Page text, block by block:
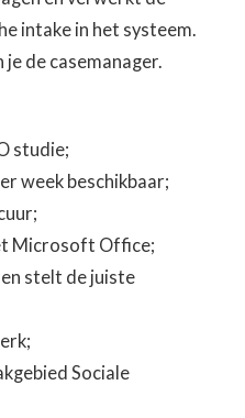
intake in het systeem.
de casemanager.
studie;
week beschikbaar;
Microsoft Office;
stelt de juiste
Sociale